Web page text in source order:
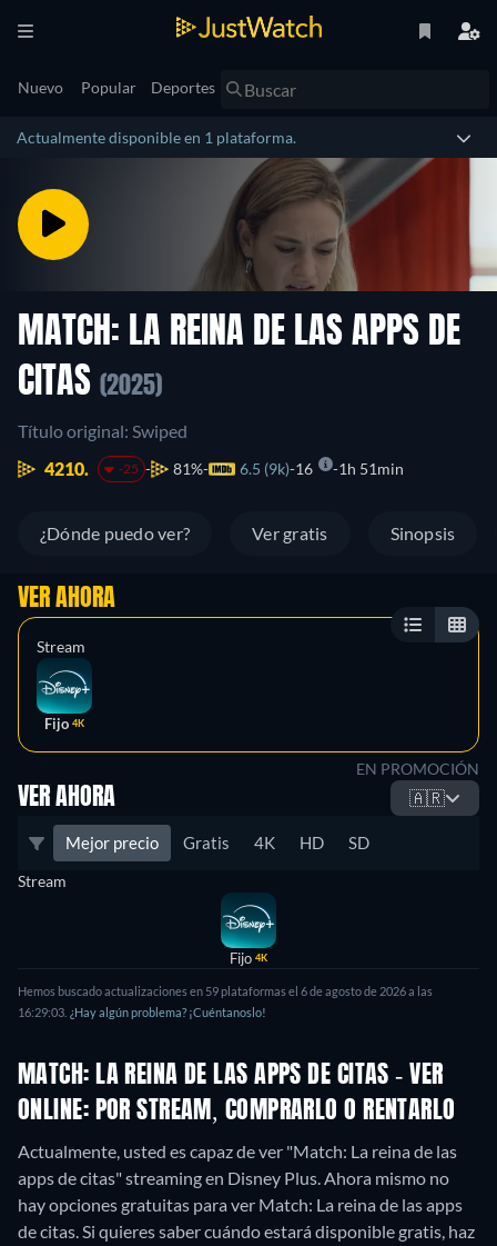
Nuevo Popular Deportes
Actualmente disponible en 1 plataforma.
MATCH: LA REINA DE LAS APPS DE
CITAS (2025)
Título original: Swiped
4210.
-25 81% 6.5 (9k) 16 1h 51min
¿Dónde puedo ver? Ver gratis Sinopsis
VER AHORA
Stream
Fijo 4K
EN PROMOCIÓN
VER AHORA 🇦🇷
Mejor precio Gratis 4K HD SD
Stream
Fijo 4K
Hemos buscado actualizaciones en 59 plataformas el 6 de agosto de 2026 a las
16:29:03. ¿Hay algún problema? ¡Cuéntanoslo!
MATCH: LA REINA DE LAS APPS DE CITAS - VER
ONLINE: POR STREAM, COMPRARLO O RENTARLO
Actualmente, usted es capaz de ver "Match: La reina de las
apps de citas" streaming en Disney Plus.Ahora mismo no
hay opciones gratuitas para ver Match: La reina de las apps
de citas. Si quieres saber cuándo estará disponible gratis, haz